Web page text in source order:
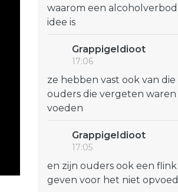
waarom een
idee is
GrappigeIdioot
17:06
ze hebben vast ook van
ouders die vergeten waren
voeden
GrappigeIdioot
17:05
en zijn ouders ook een flink
geven voor het niet